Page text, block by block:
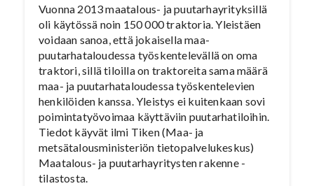
Vuonna 2013 maatalous- ja puutarhayrityksillä
oli käytössä noin 150 000 traktoria. Yleistäen
voidaan sanoa, että jokaisella maa-
puutarhataloudessa työskentelevällä on oma
traktori, sillä tiloilla on traktoreita sama määrä
maa- ja puutarhataloudessa työskentelevien
henkilöiden kanssa. Yleistys ei kuitenkaan sovi
poimintatyövoimaa käyttäviin puutarhatiloihin.
Tiedot käyvät ilmi Tiken (Maa- ja
metsätalousministeriön tietopalvelukeskus)
Maatalous- ja puutarhayritysten rakenne -
tilastosta.